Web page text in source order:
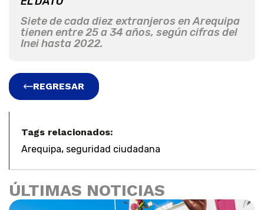
Siete de cada diez extranjeros en Arequipa
tienen entre 25 a 34 años, según cifras del
Inei hasta 2022.
REGRESAR
Tags relacionados:
Arequipa, seguridad ciudadana
ÚLTIMAS NOTICIAS